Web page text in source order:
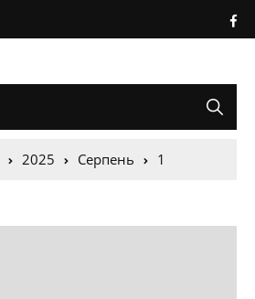
2025 Серпень 1